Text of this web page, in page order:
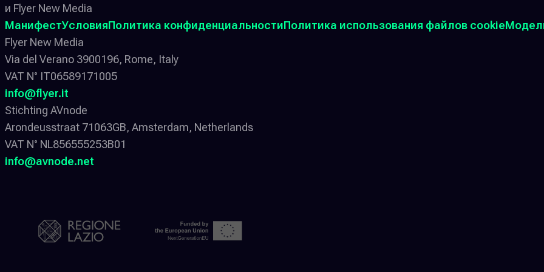
и Flyer New Media
МанифестУсловияПолитика конфиденциальностиПолитика использования файлов cookie
Flyer New Media
Via del Verano 3900196, Rome, Italy
VAT N° IT06589171005
info@flyer.it
Stichting AVnode
Arondeusstraat 71063GB, Amsterdam, Netherlands
VAT N° NL856555253B01
info@avnode.net